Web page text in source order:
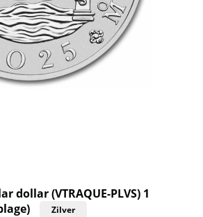
dollar (VTRAQUE-PLVS) 1
Zilver